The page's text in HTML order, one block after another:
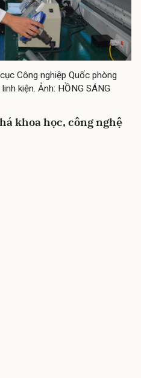
Công nghiệp Quốc phòng
kiện. Ảnh: HỒNG SÁNG
khoa học, công nghệ